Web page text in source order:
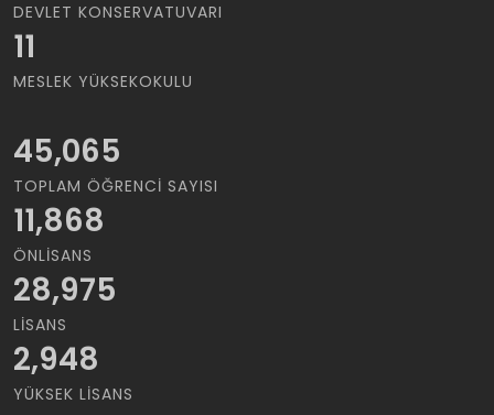
DEVLET KONSERVATUVARI
11
MESLEK YÜKSEKOKULU
45,065
TOPLAM ÖĞRENCI SAYISI
11,868
ÖNLISANS
28,975
LISANS
2,948
YÜKSEK LISANS